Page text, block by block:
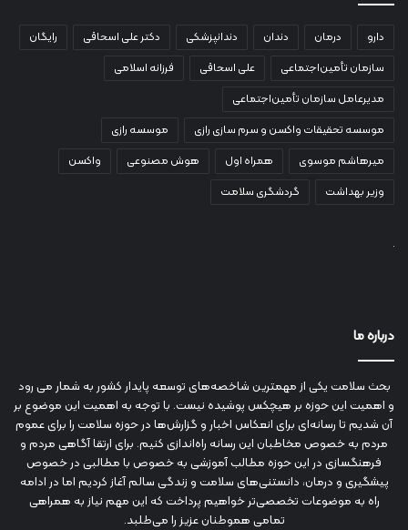
دارو درمان دندان دندانپزشکی دکتر علی اسحاقی
رایگان
سازمان تأمین‌اجتماعی
علی اسحاقی
فرزانه اسلامی
مدیرعامل سازمان تأمین‌اجتماعی
موسسه تحقیقات واکسن و سرم سازی رازی
موسسه رازی
میرهاشم موسوی
همراه اول هوش مصنوعی
واکسن
وزیر بهداشت
گردشگری سلامت
درباره ما
بحث سلامت یکی از مهمترین شاخصه‌های توسعه پایدار کشور به شمار می رود
و اهمیت این حوزه بر هیچکس پوشیده نیست. با توجه به اهمیت این موضوع بر
آن شدیم تا رسانه‌ای برای انعکاس اخبار و گزارش‌ها در حوزه سلامت را برای عموم
مردم به خصوص مخاطبان این رسانه راه‌اندازی کنیم. برای ارتقا آگاهی مردم و
فرهنگسازی در این حوزه مطالب آموزشی به خصوص با مطالبی در خصوص
پیشگیری و درمان، دانستنی‌های سلامت و زندگی سالم آغاز کردیم اما در ادامه
راه به موضوعات تخصصی‌تر خواهیم پرداخت که این مهم نیاز به همراهی
تمامی هموطنان عزیز را می‌طلبد.